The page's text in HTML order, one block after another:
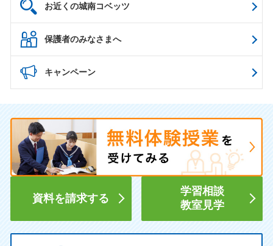
お近くの城南コベッツ
保護者のみなさまへ
キャンペーン
資料を請求する
学習相談
教室見学